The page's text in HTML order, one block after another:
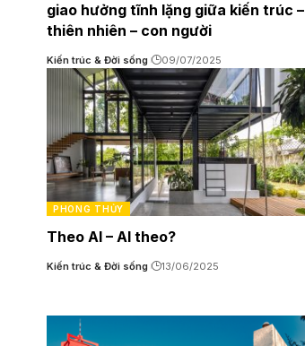
giao hưởng tĩnh lặng giữa kiến trúc –
thiên nhiên – con người
Kiến trúc & Đời sống 09/07/2025
PHONG THỦY
Theo AI – AI theo?
Kiến trúc & Đời sống 13/06/2025